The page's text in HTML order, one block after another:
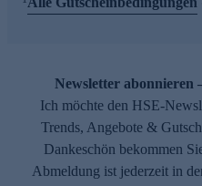
Newsletter abonnieren
Ich möchte den HSE-
Trends, Angebote &
Dankeschön bekommen
Abmeldung ist jederzeit in